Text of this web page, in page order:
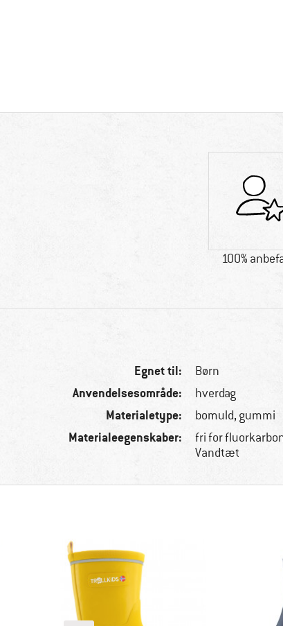
100%
Egnet til: Børn
Anvendelsesområde: hverdag
Materialetype: bomuld, gummi
Materialeegenskaber:
fri for
Vandtæt